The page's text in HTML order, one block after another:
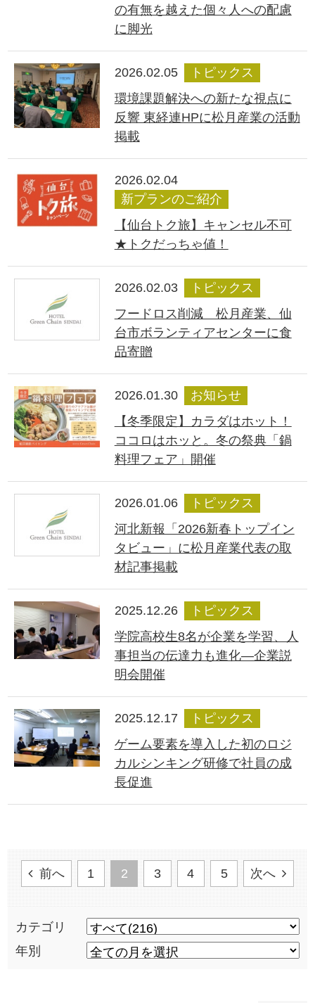
の有無を越えた個々人への配慮
に脚光
2026.02.05
トピックス
環境課題解決への新たな視点に
反響 東経連HPに松月産業の活動
掲載
2026.02.04
新プランのご紹介
【仙台トク旅】キャンセル不可
★トクだっちゃ値！
2026.02.03
トピックス
フードロス削減 松月産業、仙
台市ボランティアセンターに食
品寄贈
2026.01.30
お知らせ
【冬季限定】カラダはホット！
ココロはホッと。冬の祭典「鍋
料理フェア」開催
2026.01.06
トピックス
河北新報「2026新春トップイン
タビュー」に松月産業代表の取
材記事掲載
2025.12.26
トピックス
学院高校生8名が企業を学習、人
事担当の伝達力も進化―企業説
明会開催
2025.12.17
トピックス
ゲーム要素を導入した初のロジ
カルシンキング研修で社員の成
長促進
前へ 1 2 3 4 5 次へ
カテゴリ
年別